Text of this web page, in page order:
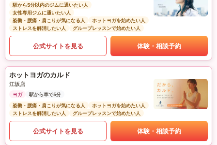
駅から5分以内のジムに通いたい人
女性専用ジムに通いたい人
姿勢・腰痛・肩こりが気になる人
ホットヨガを始めたい人
ストレスを解消したい人
グループレッスンで始めたい人
公式サイトを見る 体験・相談予約
ホットヨガのカルド
江坂店
ヨガ
駅から車で5分
姿勢・腰痛・肩こりが気になる人
ホットヨガを始めたい人
ストレスを解消したい人
グループレッスンで始めたい人
公式サイトを見る 体験・相談予約